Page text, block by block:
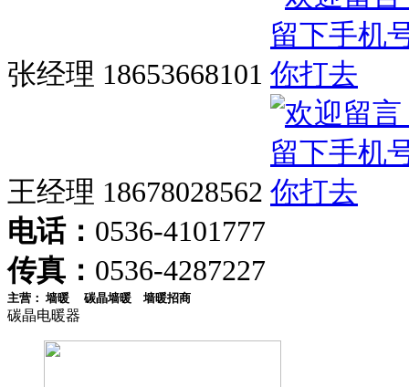
张经理 18653668101
王经理 18678028562
电话： 0536-4101777
传真： 0536-4287227
主营： 墙暖 碳晶墙暖 墙暖招商
碳晶电暖器